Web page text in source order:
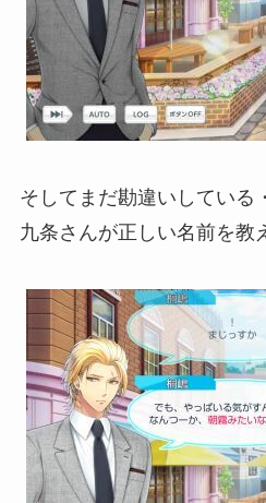
そしてまだ勘違いしてい
九条さんが正しい名前を教